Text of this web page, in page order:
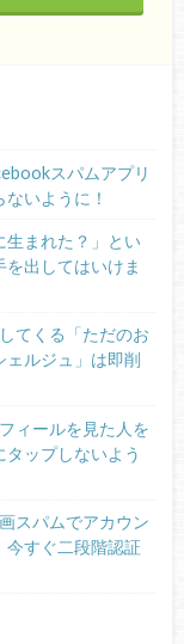
スパムアプリ
いように！
生まれた？」とい
出してはいけま
てくる「ただのお
ェルジュ」は即削
ィールを見た人を
タップしないよう
スパムでアカウン
今すぐ二段階認証